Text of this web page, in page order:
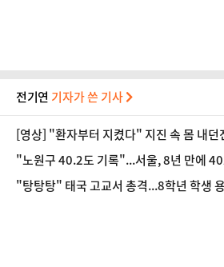
전기연 기자가 쓴 기사
[영상] "환자부터 지켰다" 지진 속 몸 내던
"노원구 40.2도 기록"...서울, 8년 만에
"탕탕탕" 태국 고교서 총격...8학년 학생